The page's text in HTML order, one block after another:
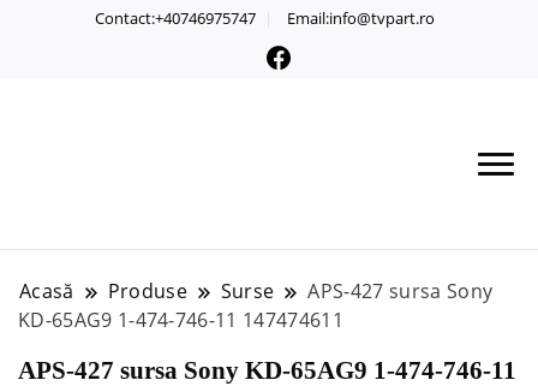
Contact:+40746975747 Email:info@tvpart.ro
Acasă Produse Surse
APS-427 sursa Sony
KD-65AG9 1-474-746-11 147474611
APS-427 sursa Sony KD-65AG9 1-474-746-11